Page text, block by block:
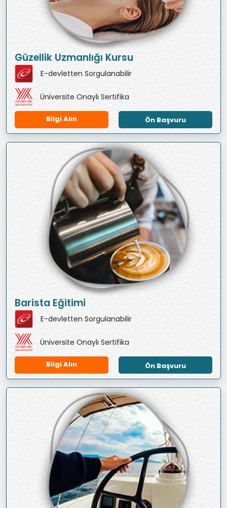
Güzellik Uzmanlığı Kursu
E-devletten Sorgulanabilir
Üniversite Onaylı Sertifika
Bilgi Alın Ön Başvuru
Barista Eğitimi
E-devletten Sorgulanabilir
Üniversite Onaylı Sertifika
Bilgi Alın Ön Başvuru